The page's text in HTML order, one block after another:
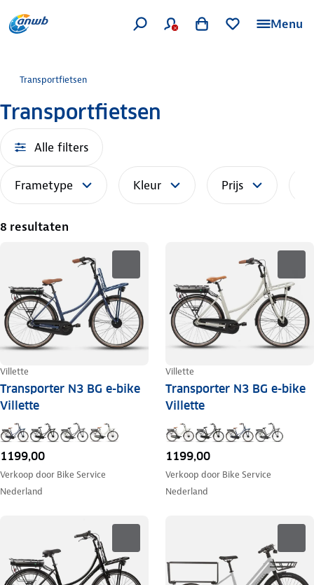
Menu
Transportfietsen
Transportfietsen
Alle filters
Frametype Kleur Prijs
8 resultaten
Villette
Transporter N3 BG e-bike
Villette
1199,00
Verkoop door Bike Service
Nederland
Villette
Transporter N3 BG e-bike
Villette
1199,00
Verkoop door Bike Service
Nederland